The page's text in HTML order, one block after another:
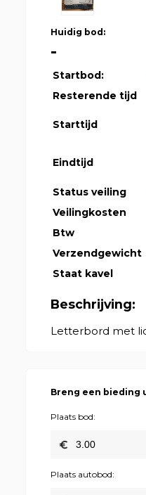
Huidig bod:
-
Startbod:
Resterende tijd
Starttijd
Eindtijd
Status veiling
Veilingkosten
Btw
Verzendgewicht
Staat kavel
Beschrijving:
Letterbord met
Breng een bieding
Plaats bod:
Plaats autobod: